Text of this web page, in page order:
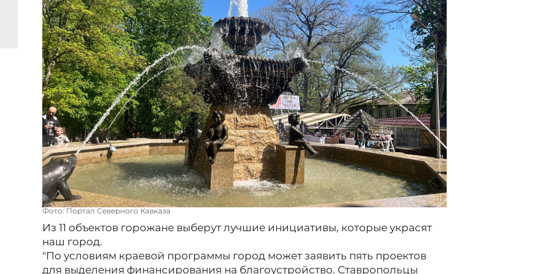
Фото: Портал Северного Кавказа
Из 11 объектов горожане выберут лучшие инициативы, которые украсят
наш город.
"По условиям краевой программы город может заявить пять проектов
для выделения финансирования на благоустройство. Ставропольцы